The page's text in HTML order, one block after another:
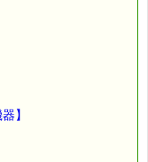
た！！
】